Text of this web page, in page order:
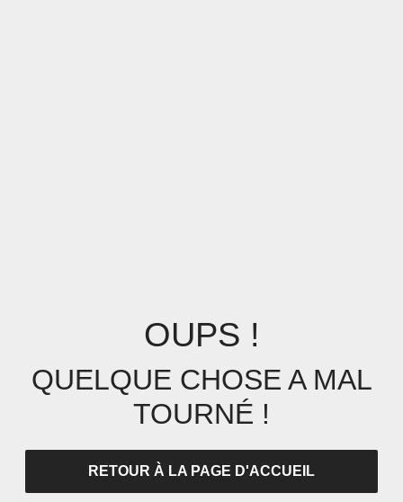
OUPS !
QUELQUE CHOSE A MAL
TOURNÉ !
RETOUR À LA PAGE D'ACCUEIL